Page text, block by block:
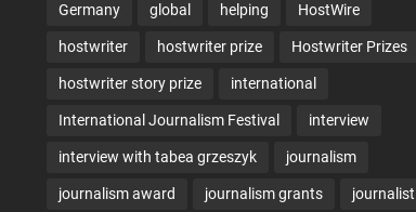
Germany global helping HostWire
hostwriter hostwriter prize Hostwriter Prizes
hostwriter story prize international
International Journalism Festival interview
interview with tabea grzeszyk journalism
journalism award journalism grants journalist